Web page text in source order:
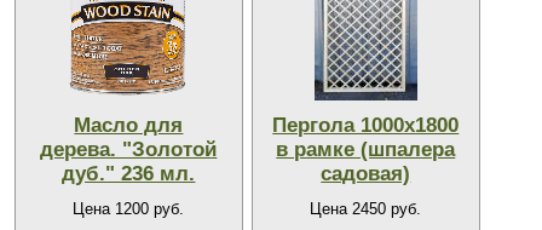
Масло для
дерева. "Золотой
дуб." 236 мл.
Цена 1200 руб.
Пергола 1000х1800
в рамке (шпалера
садовая)
Цена 2450 руб.